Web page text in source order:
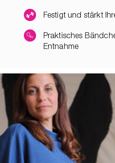
Festigt und stärkt
Praktisches
Entnahme